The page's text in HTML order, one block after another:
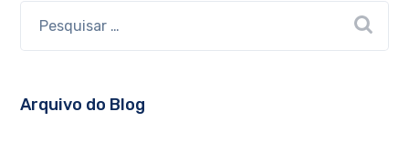
Arquivo do Blog